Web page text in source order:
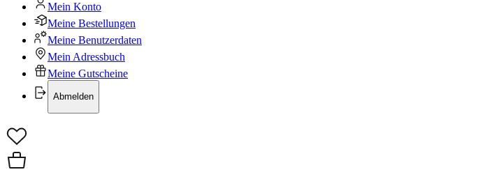
Mein Konto
Meine Bestellungen
Meine Benutzerdaten
Mein Adressbuch
Meine Gutscheine
Abmelden